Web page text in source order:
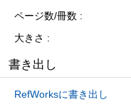
ページ数/冊数
大きさ
書き出し
RefWorksに書き出し